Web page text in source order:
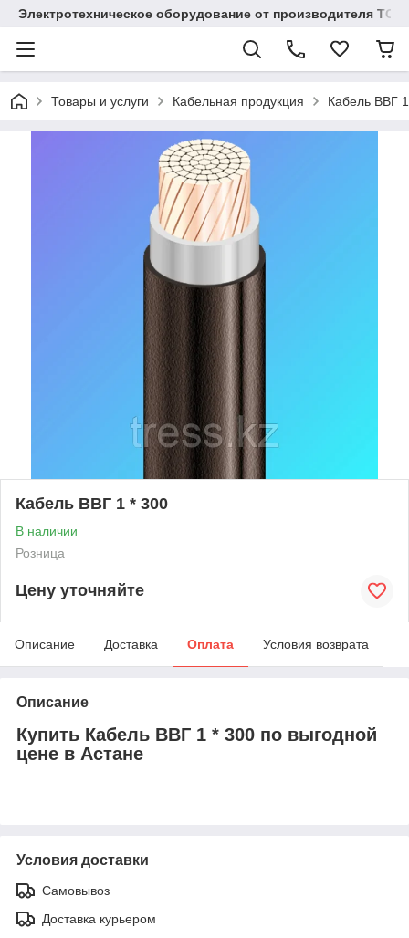
Электротехническое оборудование от производителя TOO
Товары и услуги Кабельная продукция Кабель ВВГ
Кабель ВВГ 1 * 300
В наличии
Розница
Цену уточняйте
Описание Доставка Оплата Условия возврата
Описание
Купить Кабель ВВГ 1 * 300 по выгодной
цене в Астане
Условия доставки
Самовывоз
Доставка курьером